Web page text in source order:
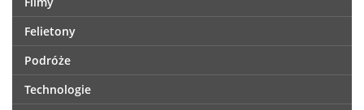
Felietony
Podróże
Technologie